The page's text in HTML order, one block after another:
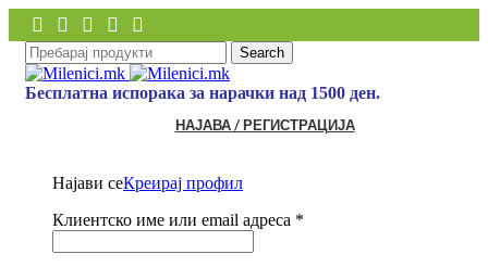
Search
Бесплатна испорака за нарачки над 1500 ден.
НАЈАВА / РЕГИСТРАЦИЈА
Најави сеКреирај профил
Клиентско име или email адреса *